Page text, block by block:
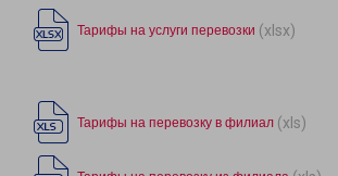
Тарифы на услуги перевозки (xlsx)
Тарифы на перевозку в филиал (xls)